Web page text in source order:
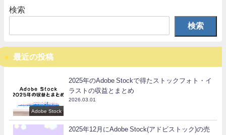
検索
検索
最近の投稿
Adobe Stock
2025年のAdobe Stockで得たストックフォト・イ
ラストの収益とまとめ
2026.03.01
2025年12月にAdobe Stock(アドビストック)の売